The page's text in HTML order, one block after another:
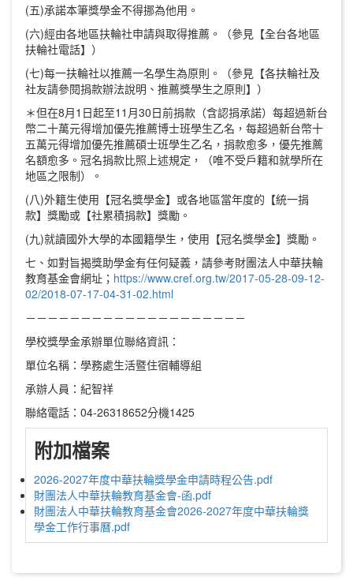
(五)承諾本筆獎學金不得挪為他用。
(六)經由各地區扶輪社申請與取得推薦。（參見【全台各地區
扶輪社電話】）
(七)每一扶輪社以推薦一名學生為原則。（參見【各扶輪社及
社友請參閱捐款辦法說明、推薦獎學生之原則】）
＊但在8月1日起至11月30日前捐款（含認捐承諾）每超過新台
幣二十萬元得增加優先推薦博士班學生乙名，每超過新台幣十
五萬元得增加優先推薦碩士班學生乙名，捐款愈多，優先推薦
名額愈多。冠名捐款比照上述規定，（唯不受戶籍和就學所在
地區之限制）。
(八)外籍生使用【冠名獎學金】或各地區當年度的【統一捐
款】獎勵或【社累積捐款】獎勵。
(九)就讀國外大學的本國籍學生，使用【冠名獎學金】獎勵。
七、如對旨揭獎助學金有任何疑義，請參考財團法人中華扶輪
教育基金會網址； https://www.cref.org.tw/2017-05-28-09-12-
02/2018-07-17-04-31-02.html
－－－－－－－－－－－－－－－－－－－－
學校獎學金承辦單位聯絡資訊：
單位名稱：學務處生活暨住宿輔導組
承辦人員：紀智祥
聯絡電話：04-26318652分機1425
附加檔案
2026-2027年度中華扶輪獎學金申請時程公告.pdf
財團法人中華扶輪教育基金會-函.pdf
財團法人中華扶輪教育基金會2026-2027年度中華扶輪獎
學金工作行事曆.pdf